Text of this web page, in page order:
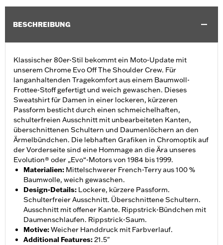
BESCHREIBUNG
Klassischer 80er-Stil bekommt ein Moto-Update mit
unserem Chrome Evo Off The Shoulder Crew. Für
langanhaltenden Tragekomfort aus einem Baumwoll-
Frottee-Stoff gefertigt und weich gewaschen. Dieses
Sweatshirt für Damen in einer lockeren, kürzeren
Passform besticht durch einen schmeichelhaften,
schulterfreien Ausschnitt mit unbearbeiteten Kanten,
überschnittenen Schultern und Daumenlöchern an den
Ärmelbündchen. Die lebhaften Grafiken in Chromoptik auf
der Vorderseite sind eine Hommage an die Ära unseres
Evolution® oder „Evo“-Motors von 1984 bis 1999.
Materialien: Mittelschwerer French-Terry aus 100 %
Baumwolle, weich gewaschen.
Design-Details: Lockere, kürzere Passform.
Schulterfreier Ausschnitt. Überschnittene Schultern.
Ausschnitt mit offener Kante. Rippstrick-Bündchen mit
Daumenschlaufen. Rippstrick-Saum.
Motive:Weicher Handdruck mit Farbverlauf.
Additional Features:21.5"